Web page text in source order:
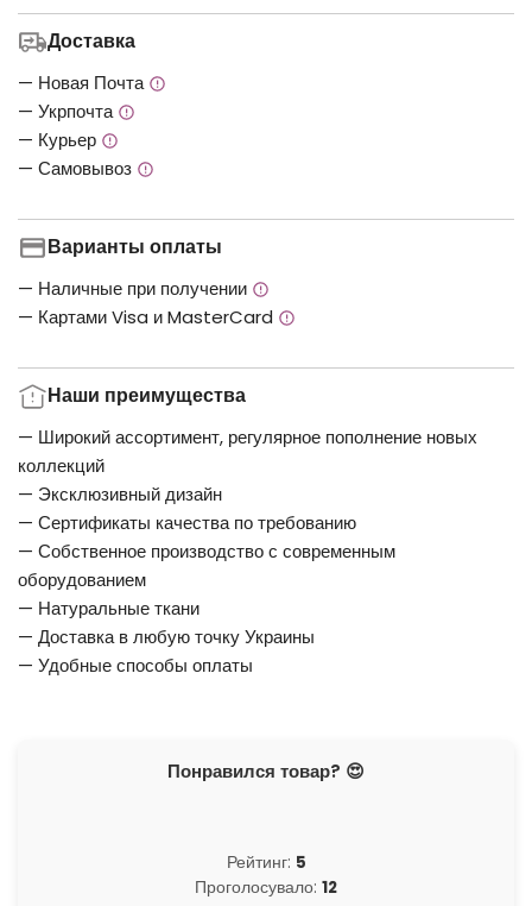
0.00
з
5
Доставка
— Новая Почта
— Укрпочта
— Курьер
— Самовывоз
Варианты оплаты
— Наличные при получении
— Картами Visa и MasterCard
Наши преимущества
— Широкий ассортимент, регулярное пополнение новых
коллекций
— Эксклюзивный дизайн
— Сертификаты качества по требованию
— Собственное производство с современным
оборудованием
— Натуральные ткани
— Доставка в любую точку Украины
— Удобные способы оплаты
Понравился товар? 😍
Рейтинг: 5
Проголосувало: 12